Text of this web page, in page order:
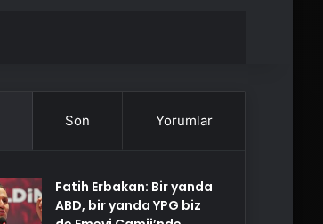
Son Yorumlar
Fatih Erbakan: Bir yanda
ABD, bir yanda YPG biz